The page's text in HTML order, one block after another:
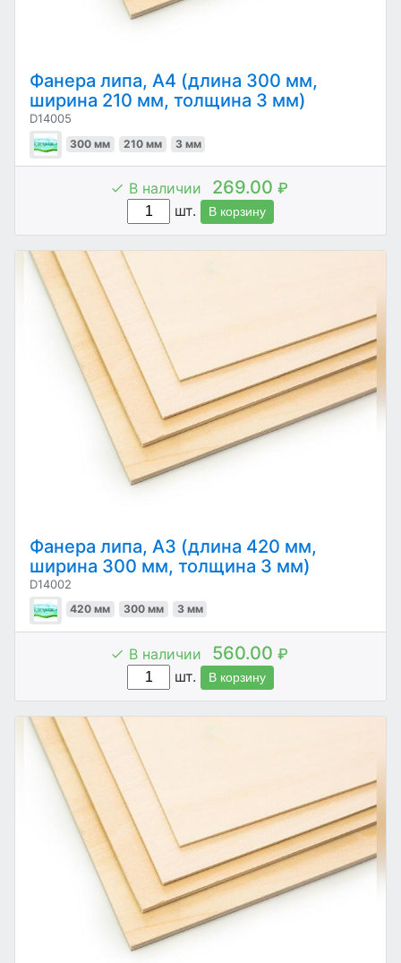
Фанера липа, А4 (длина 300 мм,
ширина 210 мм, толщина 3 мм)
D14005
300 мм 210 мм 3 мм
В наличии 269.00 ₽
шт.
В корзину
Фанера липа, А3 (длина 420 мм,
ширина 300 мм, толщина 3 мм)
D14002
420 мм 300 мм 3 мм
В наличии 560.00 ₽
шт.
В корзину